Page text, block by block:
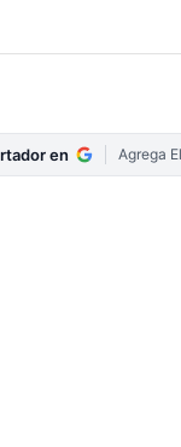
en Agrega